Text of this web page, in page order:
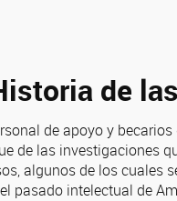
de
de apoyo y
de las investigaciones
algunos de los
pasado intelectual de